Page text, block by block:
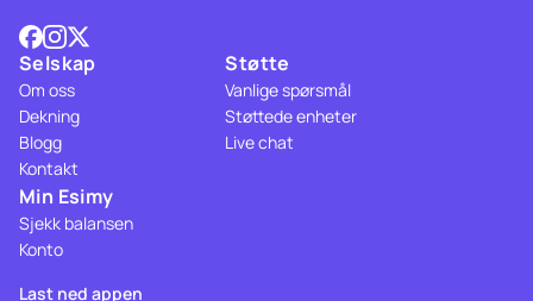
Selskap
Om oss
Dekning
Blogg
Kontakt
Støtte
Vanlige spørsmål
Støttede enheter
Live chat
Min Esimy
Sjekk balansen
Konto
Last ned appen